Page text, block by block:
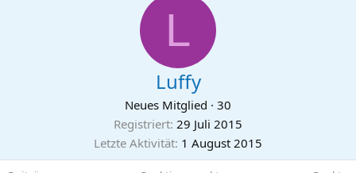
L
Luffy
Neues Mitglied · 30
Registriert 29 Juli 2015
Letzte Aktivität 1 August 2015